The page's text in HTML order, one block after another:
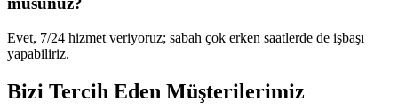
Evet, 7/24 hizmet veriyoruz; sabah çok erken saatlerde de işbaşı
yapabiliriz.
Bizi Tercih Eden Müşterilerimiz